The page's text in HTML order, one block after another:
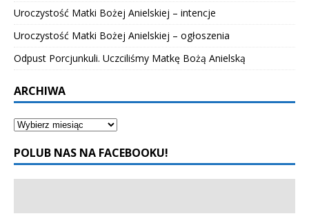
Uroczystość Matki Bożej Anielskiej – intencje
Uroczystość Matki Bożej Anielskiej – ogłoszenia
Odpust Porcjunkuli. Uczciliśmy Matkę Bożą Anielską
ARCHIWA
POLUB NAS NA FACEBOOKU!